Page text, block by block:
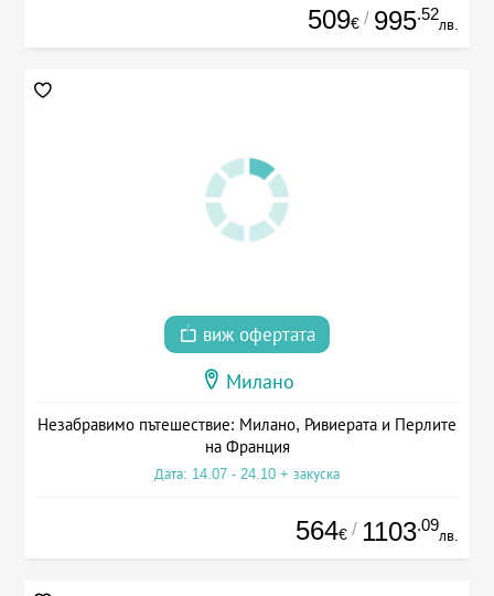
509€ / 995.52
лв.
виж офертата
Милано
Незабравимо пътешествие: Милано, Ривиерата и Перлите
на Франция
Дата: 14.07 - 24.10 + закуска
564€ / 1103.09
лв.